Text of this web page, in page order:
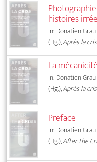
histoires
In: Donatien
(Hg.),Après la
La
In: Donatien
(Hg.),Après la
Preface
In: Donatien
(Hg.),After the